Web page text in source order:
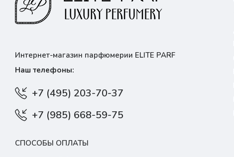
Интернет-магазин парфюмерии ELITE PARF
Наш телефоны:
+7 (495) 203-70-37
+7 (985) 668-59-75
СПОСОБЫ ОПЛАТЫ